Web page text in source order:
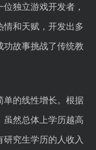
独立游戏开发者，
情和天赋，开发出多
功故事挑战了传统教
单的线性增长。根据
虽然总体上学历越高
究生学历的人收入